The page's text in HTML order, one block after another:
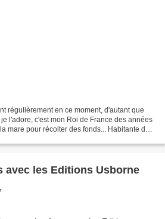
régulièrement en ce moment, d'autant que
l'adore, c'est mon Roi de France des années
mare pour récolter des fonds... Habitante de
avec les Editions Usborne